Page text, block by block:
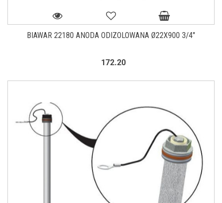
BIAWAR 22180 ANODA ODIZOLOWANA Ø22X900 3/4"
172.20